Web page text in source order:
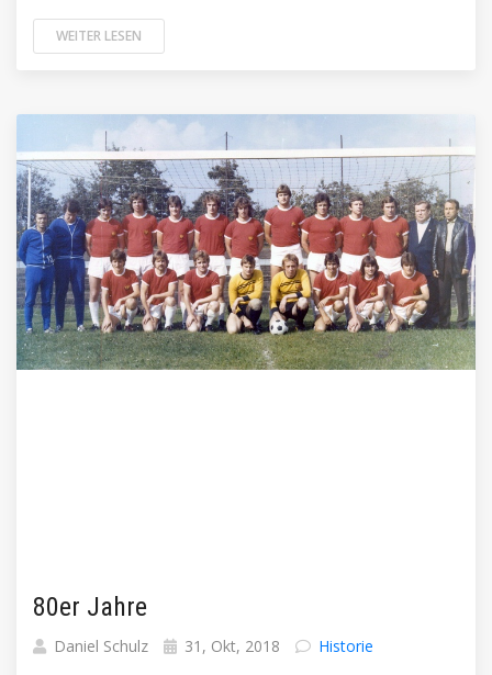
WEITER LESEN
80er Jahre
Daniel Schulz 31, Okt, 2018 Historie